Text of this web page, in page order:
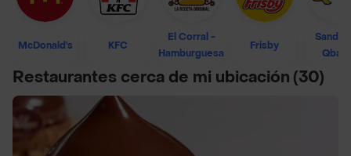
McDonald's KFC
El Corral -
Hamburguesa
Frisby
Restaurantes cerca de mi ubicación (30)